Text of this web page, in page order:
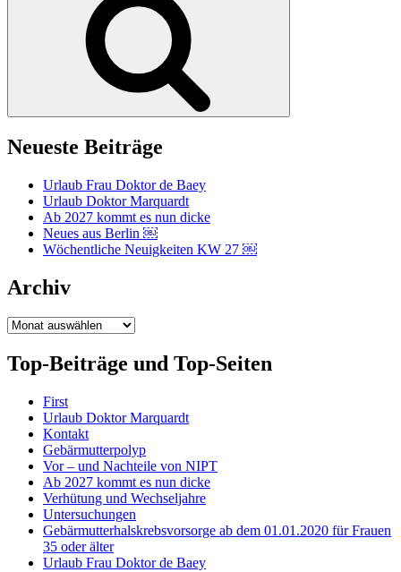
Neueste Beiträge
Urlaub Frau Doktor de Baey
Urlaub Doktor Marquardt
Ab 2027 kommt es nun dicke
Neues aus Berlin ￼
Wöchentliche Neuigkeiten KW 27 ￼
Archiv
Archiv
Top-Beiträge und Top-Seiten
First
Urlaub Doktor Marquardt
Kontakt
Gebärmutterpolyp
Vor – und Nachteile von NIPT
Ab 2027 kommt es nun dicke
Verhütung und Wechseljahre
Untersuchungen
Gebärmutterhalskrebsvorsorge ab dem 01.01.2020 für Frauen
35 oder älter
Urlaub Frau Doktor de Baey